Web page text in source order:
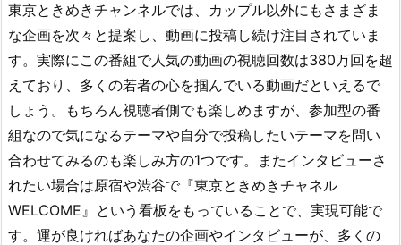
東京ときめきチャンネルでは、カップル以外にもさまざま
な企画を次々と提案し、動画に投稿し続け注目されていま
す。実際にこの番組で人気の動画の視聴回数は380万回を超
えており、多くの若者の心を掴んでいる動画だといえるで
しょう。もちろん視聴者側でも楽しめますが、参加型の番
組なので気になるテーマや自分で投稿したいテーマを問い
合わせてみるのも楽しみ方の1つです。またインタビューさ
れたい場合は原宿や渋谷で『東京ときめきチャネル
WELCOME』という看板をもっていることで、実現可能で
す。運が良ければあなたの企画やインタビューが、多くの